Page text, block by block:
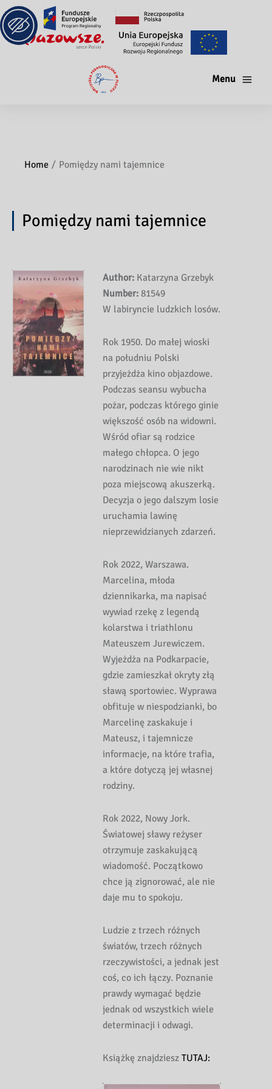
Menu
Home Pomiędzy nami tajemnice
Pomiędzy nami tajemnice
Author: Katarzyna Grzebyk
Number: 81549
W labiryncie ludzkich losów.
Rok 1950. Do małej wioski
na południu Polski
przyjeżdża kino objazdowe.
Podczas seansu wybucha
pożar, podczas którego ginie
większość osób na widowni.
Wśród ofiar są rodzice
małego chłopca. O jego
narodzinach nie wie nikt
poza miejscową akuszerką.
Decyzja o jego dalszym losie
uruchamia lawinę
nieprzewidzianych zdarzeń.
Rok 2022, Warszawa.
Marcelina, młoda
dziennikarka, ma napisać
wywiad rzekę z legendą
kolarstwa i triathlonu
Mateuszem Jurewiczem.
Wyjeżdża na Podkarpacie,
gdzie zamieszkał okryty złą
sławą sportowiec. Wyprawa
obfituje w niespodzianki, bo
Marcelinę zaskakuje i
Mateusz, i tajemnicze
informacje, na które trafia,
a które dotyczą jej własnej
rodziny.
Rok 2022, Nowy Jork.
Światowej sławy reżyser
otrzymuje zaskakującą
wiadomość. Początkowo
chce ją zignorować, ale nie
daje mu to spokoju.
Ludzie z trzech różnych
światów, trzech różnych
rzeczywistości, a jednak jest
coś, co ich łączy. Poznanie
prawdy wymagać będzie
jednak od wszystkich wiele
determinacji i odwagi.
Książkę znajdzieszTUTAJ: